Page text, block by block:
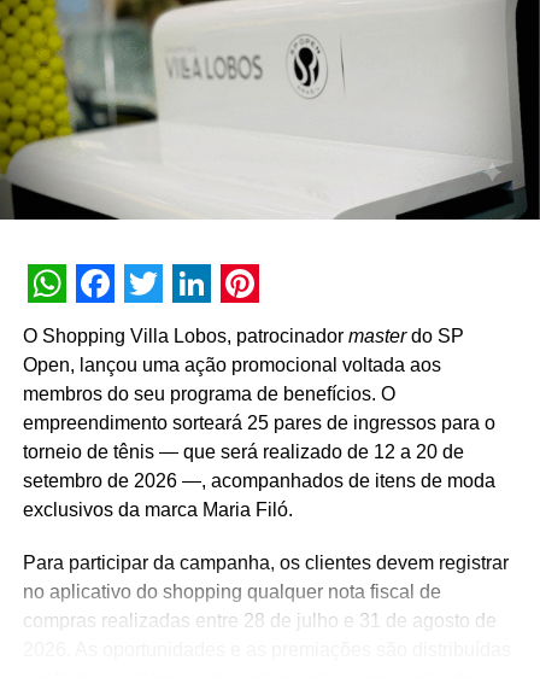
longo prazo com o mercado”, pontua Daniel Salguele,
gerente da Torrefação Cooxupé.
A promoção abrange todas as linhas de produtos da
marca em todo o território nacional. Para concorrer aos
comprovantes fiscais pelo site oficial ou via WhatsApp.
distribuição de R$ 10 mil toda semana e o sorteio final de
fosse muito mais do que um incentivo de compra. Ela
precisava reforçar os atributos da marca, gerar conversa e
manter o Café Evolutto presente na rotina das pessoas. A
combinação entre mecânica simples, premiações
atrativas, comunicação integrada e a chegada do Edu
Guedes nos permite manter a marca presente na rotina
do consumidor durante todo o período da campanha”,
Cooxupé.
WhatsApp
Facebook
Twitter
LinkedIn
Pinterest
O Shopping Villa Lobos, patrocinador masterdo SP
Open, lançou uma ação promocional voltada aos
membros do seu programa de benefícios. O
empreendimento sorteará 25 pares de ingressos para o
torneio de tênis — que será realizado de 12 a 20 de
setembro de 2026 —, acompanhados de itens de moda
exclusivos da marca Maria Filó.
Para participar da campanha, os clientes devem registrar
no aplicativo do shopping qualquer nota fiscal de
compras realizadas entre 28 de julho e 31 de agosto de